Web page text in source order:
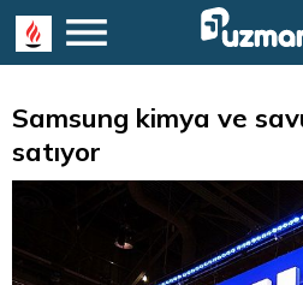
Samsung kimya ve
satıyor